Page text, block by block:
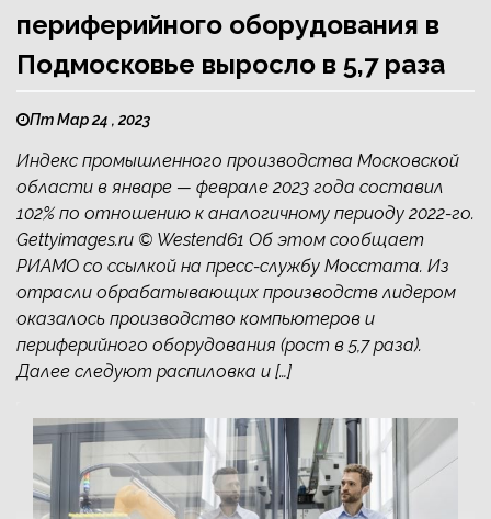
периферийного оборудования в
Подмосковье выросло в 5,7 раза
Пт Мар 24 , 2023
Индекс промышленного производства Московской
области в январе — феврале 2023 года составил
102% по отношению к аналогичному периоду 2022-го.
Gettyimages.ru © Westend61 Об этом сообщает
РИАМО со ссылкой на пресс-службу Мосстата. Из
отрасли обрабатывающих производств лидером
оказалось производство компьютеров и
периферийного оборудования (рост в 5,7 раза).
Далее следуют распиловка и […]